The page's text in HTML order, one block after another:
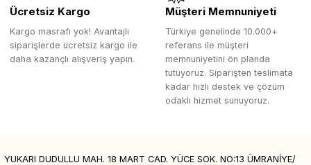
Ücretsiz Kargo
Kargo masrafı yok! Avantajlı
siparişlerde ücretsiz kargo ile
daha kazançlı alışveriş yapın.
Müşteri Memnuniyeti
Türkiye genelinde 10.000+
referans ile müşteri
memnuniyetini ön planda
tutuyoruz. Siparişten teslimata
kadar hızlı destek ve çözüm
odaklı hizmet sunuyoruz.
YUKARI DUDULLU MAH. 18 MART CAD. YÜCE SOK. NO:13 ÜMRANİYE/